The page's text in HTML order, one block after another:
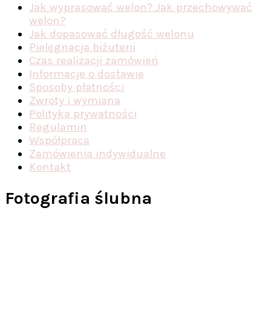
Jak wyprasować welon? Jak przechowywać
welon?
Jak dopasować długość welonu
Pielęgnacja biżuterii
Czas realizacji zamówień
Informacje o dostawie
Sposoby płatności
Zwroty i wymiana
Polityka prywatności
Regulamin
Współpraca
Zamówienia indywidualne
Kontakt
Fotografia ślubna